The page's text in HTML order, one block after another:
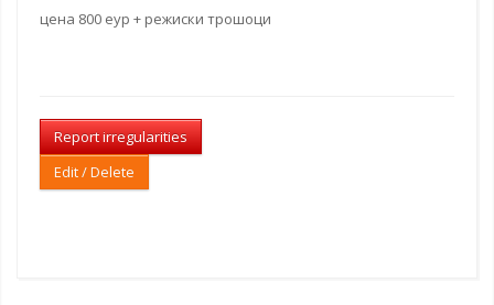
цена 800 еур + режиски трошоци
Report irregularities
Edit / Delete